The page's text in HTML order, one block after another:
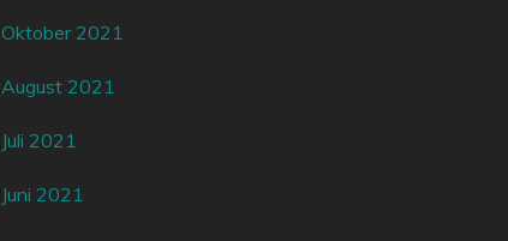
Oktober 2021
August 2021
Juli 2021
Juni 2021